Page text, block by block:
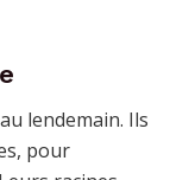
lendemain. Ils
pour